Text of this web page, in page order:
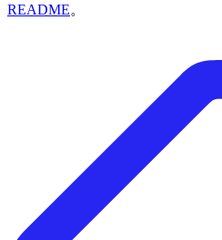
README。